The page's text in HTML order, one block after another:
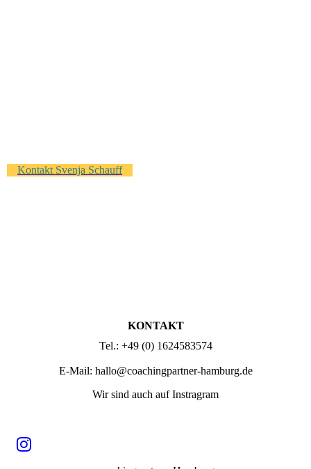
Kontakt Svenja Schauff
KONTAKT
Tel.: +49 (0) 1624583574
E-Mail: hallo@coachingpartner-hamburg.de
Wir sind auch auf Instragram